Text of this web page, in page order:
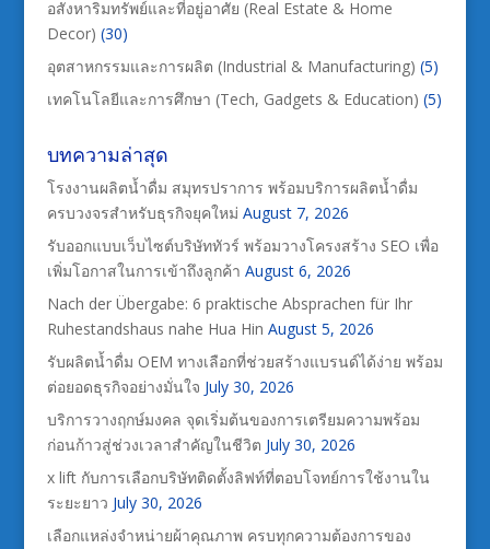
อสังหาริมทรัพย์และที่อยู่อาศัย (Real Estate & Home
Decor) (30)
อุตสาหกรรมและการผลิต (Industrial & Manufacturing) (5)
เทคโนโลยีและการศึกษา (Tech, Gadgets & Education) (5)
บทความล่าสุด
โรงงานผลิตน้ำดื่ม สมุทรปราการ พร้อมบริการผลิตน้ำดื่ม
ครบวงจรสำหรับธุรกิจยุคใหม่ August 7, 2026
รับออกแบบเว็บไซต์บริษัททัวร์ พร้อมวางโครงสร้าง SEO เพื่อ
เพิ่มโอกาสในการเข้าถึงลูกค้า August 6, 2026
Nach der Übergabe: 6 praktische Absprachen für Ihr
Ruhestandshaus nahe Hua Hin August 5, 2026
รับผลิตน้ำดื่ม OEM ทางเลือกที่ช่วยสร้างแบรนด์ได้ง่าย พร้อม
ต่อยอดธุรกิจอย่างมั่นใจ July 30, 2026
บริการวางฤกษ์มงคล จุดเริ่มต้นของการเตรียมความพร้อม
ก่อนก้าวสู่ช่วงเวลาสำคัญในชีวิต July 30, 2026
x lift กับการเลือกบริษัทติดตั้งลิฟท์ที่ตอบโจทย์การใช้งานใน
ระยะยาว July 30, 2026
เลือกแหล่งจำหน่ายผ้าคุณภาพ ครบทุกความต้องการของ